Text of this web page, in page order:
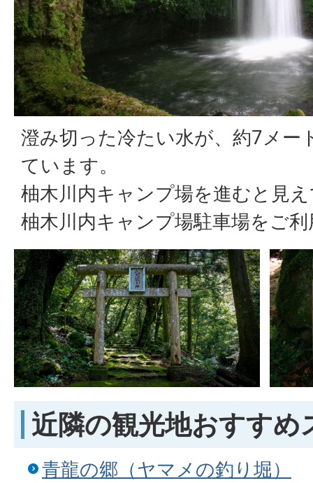
澄み切った冷たい水が、約7メー
ています。
柚木川内キャンプ場を進むと見
柚木川内キャンプ場駐車場をご
近隣の観光地おすすめ
青龍の郷（ヤマメの釣り堀）